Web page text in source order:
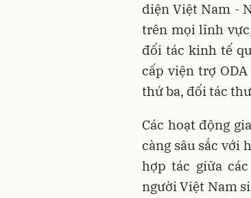
diện Việt Nam -
trên mọi lĩnh
đối tác kinh tế
cấp viện trợ
thứ ba, đối tác
Các hoạt động
càng sâu sắc với
hợp tác giữa
người Việt Nam